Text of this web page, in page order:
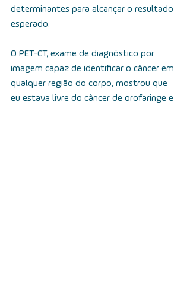
determinantes para alcançar o resultado
esperado.
O PET-CT, exame de diagnóstico por
imagem capaz de identificar o câncer em
qualquer região do corpo, mostrou que
eu estava livre do câncer de orofaringe e